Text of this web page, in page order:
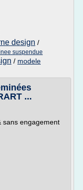
design /
suspendue
/ modele
...
sans engagement